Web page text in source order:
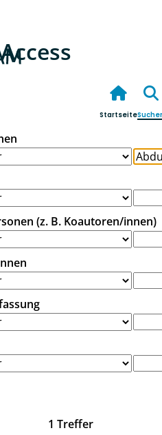
Startseite
(z. B. Koautoren/innen)
1 Treffer